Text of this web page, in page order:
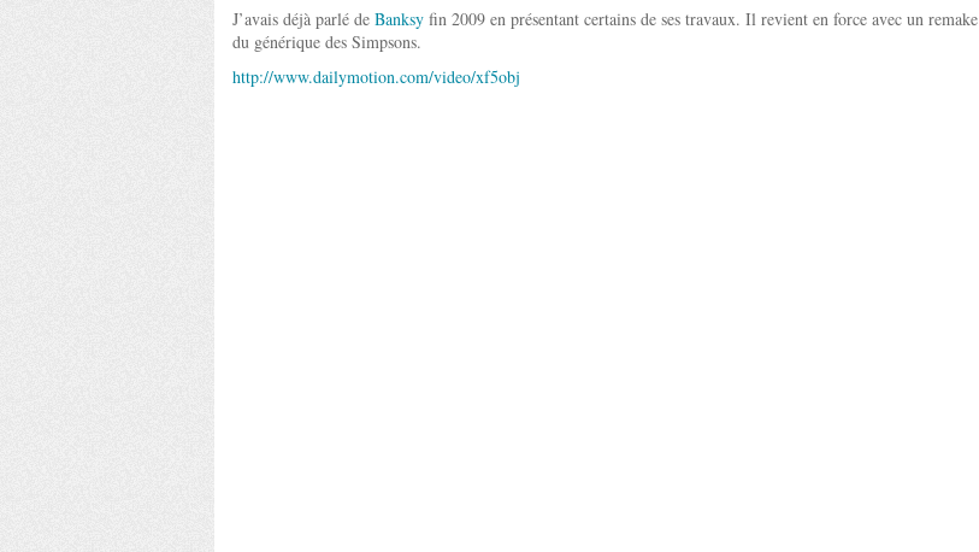
J’avais déjà parlé de Banksy fin 2009 en présentant certains de ses travaux. Il revient en force avec un remake
du générique des Simpsons.
http://www.dailymotion.com/video/xf5obj